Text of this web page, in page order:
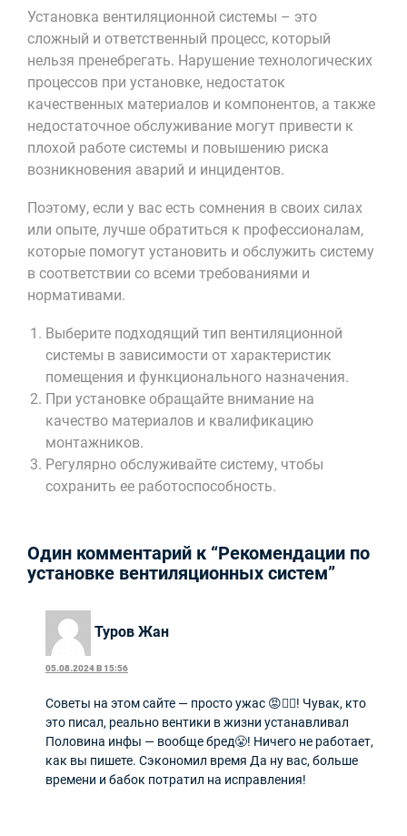
Установка вентиляционной системы – это
сложный и ответственный процесс, который
нельзя пренебрегать. Нарушение технологических
процессов при установке, недостаток
качественных материалов и компонентов, а также
недостаточное обслуживание могут привести к
плохой работе системы и повышению риска
возникновения аварий и инцидентов.
Поэтому, если у вас есть сомнения в своих силах
или опыте, лучше обратиться к профессионалам,
которые помогут установить и обслужить систему
в соответствии со всеми требованиями и
нормативами.
Выберите подходящий тип вентиляционной
системы в зависимости от характеристик
помещения и функционального назначения.
При установке обращайте внимание на
качество материалов и квалификацию
монтажников.
Регулярно обслуживайте систему, чтобы
сохранить ее работоспособность.
Один комментарий к “Рекомендации по
установке вентиляционных систем”
Туров Жан
05.08.2024 В 15:56
Советы на этом сайте — просто ужас 😡🤦‍♂️! Чувак, кто
это писал, реально вентики в жизни устанавливал
Половина инфы — вообще бред😤! Ничего не работает,
как вы пишете. Сэкономил время Да ну вас, больше
времени и бабок потратил на исправления!